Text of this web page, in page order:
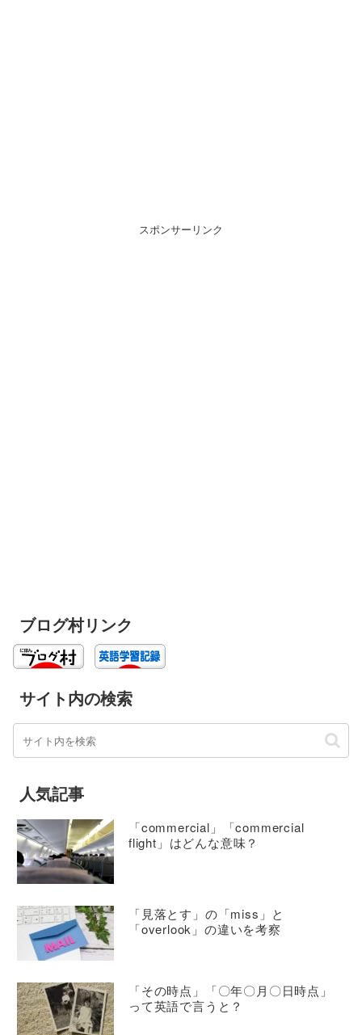
スポンサーリンク
ブログ村リンク
サイト内の検索
人気記事
「commercial」「commercial
flight」はどんな意味？
「見落とす」の「miss」と
「overlook」の違いを考察
「その時点」「〇年〇月〇日時点」
って英語で言うと？